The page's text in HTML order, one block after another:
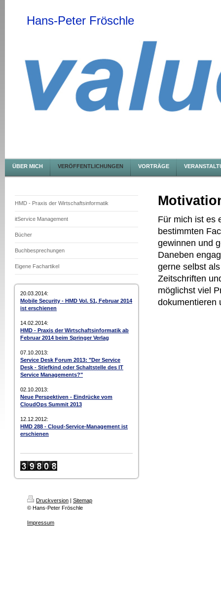
Hans-Peter Fröschle
ÜBER MICH VERÖFFENTLICHUNGEN VORTRÄGE
HMD - Praxis der Wirtschaftsinformatik
itService Management
Bücher
Buchbesprechungen
Eigene Fachartikel
20.03.2014:
Mobile Security - HMD Vol. 51, Februar 2014
ist erschienen
14.02.2014:
HMD - Praxis der Wirtschaftsinformatik ab
Februar 2014 beim Springer Verlag
07.10.2013:
Service Desk Forum 2013: "Der Service
Desk - Stiefkind oder Schaltstelle des IT
Service Managements?"
02.10.2013:
Neue Perspektiven - Eindrücke vom
CloudOps Summit 2013
12.12.2012:
HMD 288 - Cloud-Service-Management ist
erschienen
Für mich ist es
bestimmten
gewinnen und
Daneben
gerne selbst
Zeitschriften
möglichst viel
dokumentieren
Druckversion | Sitemap
© Hans-Peter Fröschle
Impressum